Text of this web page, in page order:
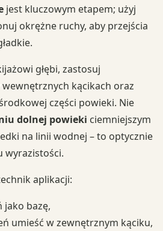
jest kluczowym etapem; użyj
okrężne ruchy, aby przejścia
głębi, zastosuj
wewnętrznych kącikach oraz
części powieki. Nie
dolnej powieki ciemniejszym
na linii wodnej – to optycznie
wyrazistości.
aplikacji:
jako bazę,
umieść w zewnętrznym kąciku,